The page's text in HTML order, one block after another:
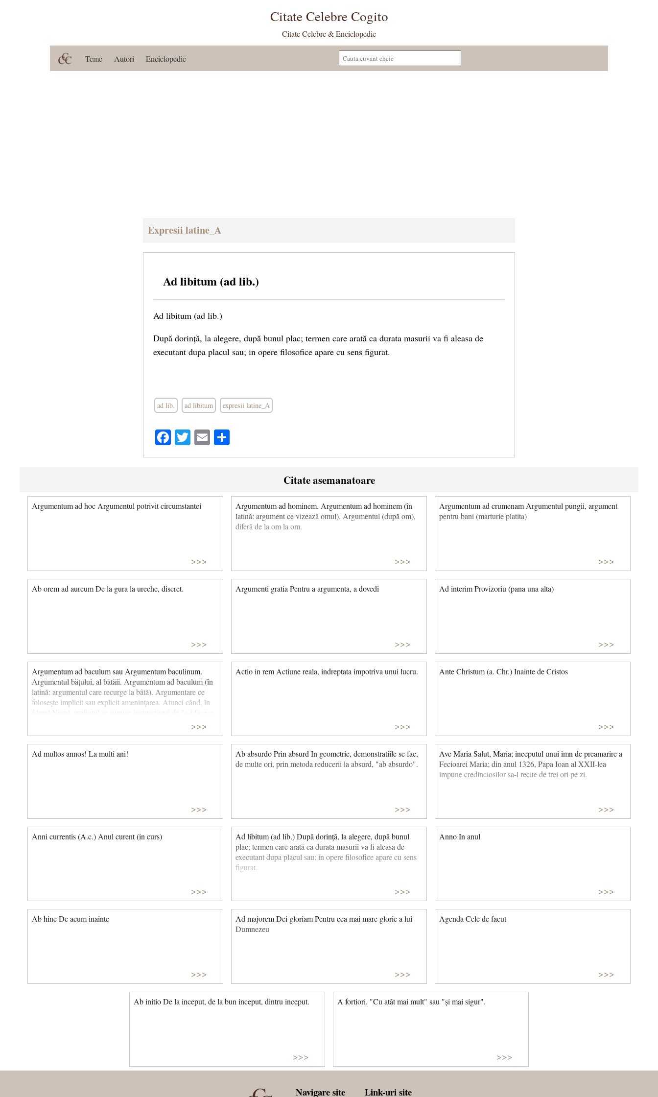
Citate Celebre Cogito
Citate Celebre & Enciclopedie
Teme Autori Enciclopedie
Expresii latine_A
Ad libitum (ad lib.)
Ad libitum (ad lib.)
După dorință, la alegere, după bunul plac; termen care arată ca durata masurii va fi aleasa de
executant dupa placul sau; in opere filosofice apare cu sens figurat.
ad lib. ad libitum expresii latine_A
Facebook
Twitter
Email
Citate asemanatoare
Argumentum ad hoc Argumentul potrivit circumstantei
>>>
Argumentum ad hominem. Argumentum ad hominem (în
latină: argument ce vizează omul). Argumentul (după om),
diferă de la om la om.
>>>
Argumentum ad crumenam Argumentul pungii, argument
pentru bani (marturie platita)
>>>
Ab orem ad aureum De la gura la ureche, discret.
>>>
Argumenti gratia Pentru a argumenta, a dovedi
>>>
Ad interim Provizoriu (pana una alta)
>>>
Argumentum ad baculum sau Argumentum baculinum.
Argumentul bățului, al bătăii. Argumentum ad baculum (în
latină: argumentul care recurge la bâtă). Argumentare ce
foloseşte implicit sau explicit ameninţarea. Atunci când, în
filmul Naşul, mafiotul se supune instrucţiunii de "a-i face o
>>>
Actio in rem Actiune reala, indreptata impotriva unui lucru.
>>>
Ante Christum (a. Chr.) Inainte de Cristos
>>>
Ad multos annos! La multi ani!
>>>
Ab absurdo Prin absurd In geometrie, demonstratiile se fac,
de multe ori, prin metoda reducerii la absurd, "ab absurdo".
>>>
Ave Maria Salut, Maria; inceputul unui imn de preamarire a
Fecioarei Maria; din anul 1326, Papa Ioan al XXII-lea
impune credinciosilor sa-l recite de trei ori pe zi.
>>>
Anni currentis (A.c.) Anul curent (in curs)
>>>
Ad libitum (ad lib.) După dorință, la alegere, după bunul
plac; termen care arată ca durata masurii va fi aleasa de
executant dupa placul sau; in opere filosofice apare cu sens
figurat.
>>>
Anno In anul
>>>
Ab hinc De acum inainte
>>>
Ad majorem Dei gloriam Pentru cea mai mare glorie a lui
Dumnezeu
>>>
Agenda Cele de facut
>>>
Ab initio De la inceput, de la bun inceput, dintru inceput.
>>>
A fortiori. "Cu atât mai mult" sau "și mai sigur".
>>>
Navigare site Link-uri site